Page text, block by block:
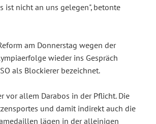
ist nicht an uns gelegen", betonte
am Donnerstag wegen der
wieder ins Gespräch
als Blockierer bezeichnet.
vor allem Darabos in der Pflicht. Die
und damit indirekt auch die
lägen in der alleinigen